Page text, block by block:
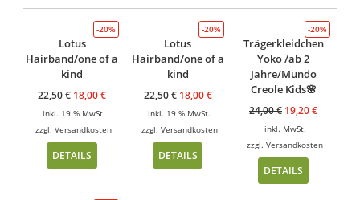
-20%
Lotus
Hairband/one of a
kind
22,50€ 18,00€
inkl. 19 % MwSt.
zzgl.Versandkosten
DETAILS
-20%
Lotus
Hairband/one of a
kind
22,50€ 18,00€
inkl. 19 % MwSt.
zzgl. Versandkosten
DETAILS
-20%
Trägerkleidchen
Yoko /ab 2
Jahre/Mundo
Creole Kids🌸
24,00€ 19,20€
inkl. MwSt.
zzgl.Versandkosten
DETAILS